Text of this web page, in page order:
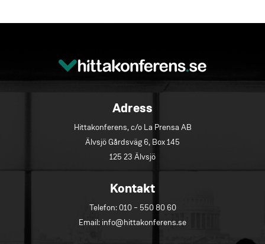
Adress
Hittakonferens, c/o La Prensa AB
Älvsjö Gårdsväg 6, Box 145
125 23 Älvsjö
Kontakt
Telefon: 010 – 550 80 60
Email: info@hittakonferens.se